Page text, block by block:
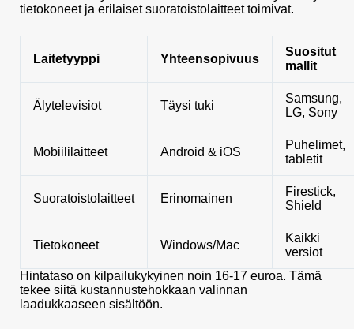
tietokoneet ja erilaiset suoratoistolaitteet toimivat.
Laitetyyppi Yhteensopivuus
Suositut
mallit
Älytelevisiot Täysi tuki
Samsung,
LG, Sony
Mobiililaitteet Android & iOS
Puhelimet,
tabletit
Suoratoistolaitteet Erinomainen
Firestick,
Shield
Tietokoneet Windows/Mac
Kaikki
versiot
Hintataso on kilpailukykyinen noin 16-17 euroa. Tämä
tekee siitä kustannustehokkaan valinnan
laadukkaaseen sisältöön.